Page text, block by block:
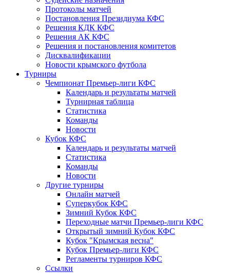
Протоколы матчей
Постановления Президиума КФС
Решения КДК КФС
Решения АК КФС
Решения и постановления комитетов
Дисквалификации
Новости крымского футбола
Турниры
Чемпионат Премьер-лиги КФС
Календарь и результаты матчей
Турнирная таблица
Статистика
Команды
Новости
Кубок КФС
Календарь и результаты матчей
Статистика
Команды
Новости
Другие турниры
Онлайн матчей
Суперкубок КФС
Зимний Кубок КФС
Переходные матчи Премьер-лиги КФС
Открытый зимний Кубок КФС
Кубок "Крымская весна"
Кубок Премьер-лиги КФС
Регламенты турниров КФС
Ссылки